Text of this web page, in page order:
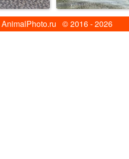
© 2016 - 2026